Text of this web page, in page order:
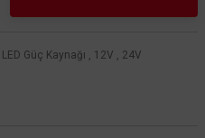
Güç Kaynağı , 12V , 24V